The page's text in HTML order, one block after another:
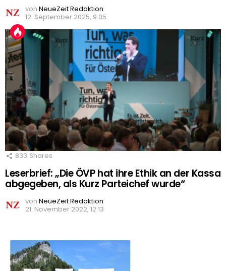
von NeueZeit Redaktion
12. September 2025, 9:05
833 Shares
Leserbrief: „Die ÖVP hat ihre Ethik an der Kassa
abgegeben, als Kurz Parteichef wurde“
von NeueZeit Redaktion
21. November 2022, 12:13